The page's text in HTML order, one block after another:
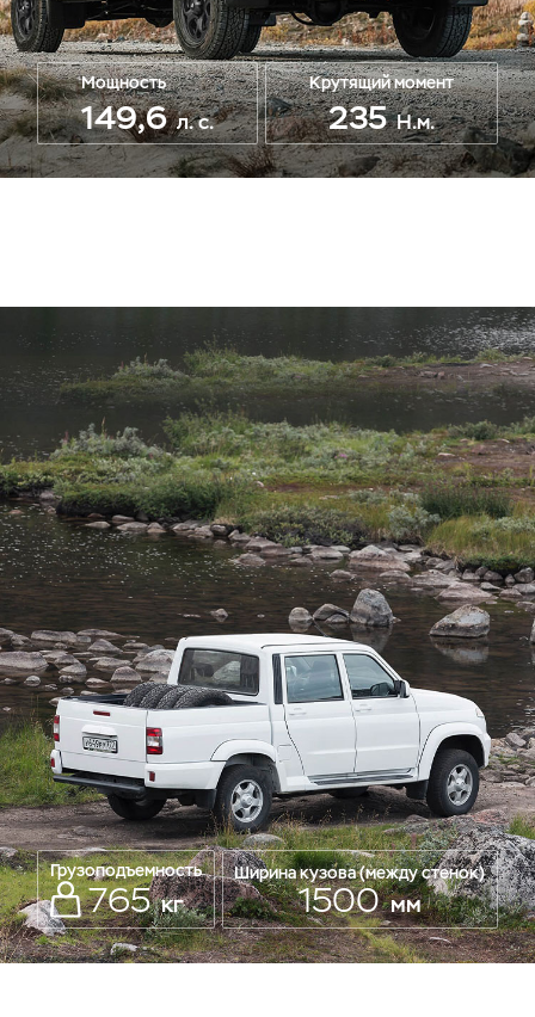
Мощность
149,6 л. с.
Крутящий момент
235 Н.м.
Грузоподъемность
765кг
Ширина кузова (между стенок)
1500мм